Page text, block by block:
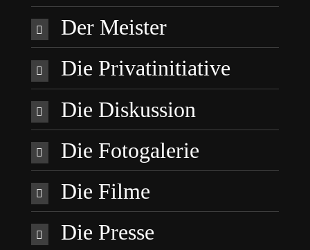
Der Meister
Die Privatinitiative
Die Diskussion
Die Fotogalerie
Die Filme
Die Presse